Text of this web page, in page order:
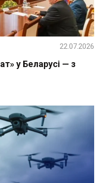
у Беларусі — з
22.07.2026